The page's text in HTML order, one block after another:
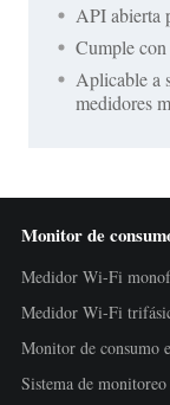
API abierta
Cumple
Aplicable a
medidores
Monitor de
Medidor Wi-Fi
Medidor Wi-Fi
Monitor de consumo
Sistema de